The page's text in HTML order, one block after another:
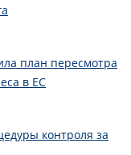
план пересмотра
в ЕС
контроля за